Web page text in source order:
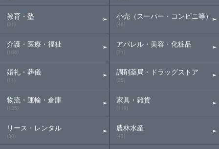
教育・塾
(31)
介護・医療・福祉
(168)
婚礼・葬儀
(11)
物流・運輸・倉庫
(125)
リース・レンタル
(30)
小売（スーパー・コンビニ等）
(46)
アパレル・美容・化粧品
(71)
調剤薬局・ドラッグストア
(25)
家具・雑貨
(119)
農林水産
(43)